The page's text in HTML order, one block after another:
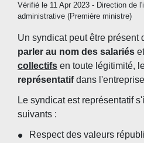
Vérifié le 11 Apr 2023 - Direction de
administrative (Première ministre)
Un syndicat peut être présent
parler au nom des salariés
collectifs en toute légitimité,
représentatifdans
Le syndicat est représentatif
suivants :
Respect des valeurs